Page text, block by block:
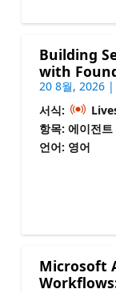
Building
with
20 8월, 2026 |
서식:
항목: 에이전트
언어: 영어
Microsoft